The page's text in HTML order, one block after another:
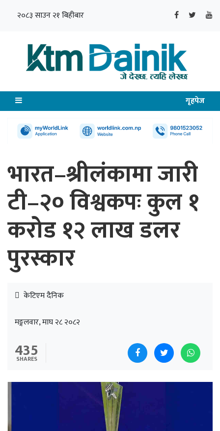
२०८३ साउन २१ बिहीबार
गृहपेज
भारत–श्रीलंकामा जारी
टी–२० विश्वकपः कुल १
करोड १२ लाख डलर
पुरस्कार
केटिएम दैनिक
मङ्गलवार, माघ २८ २०८२
435
SHARES